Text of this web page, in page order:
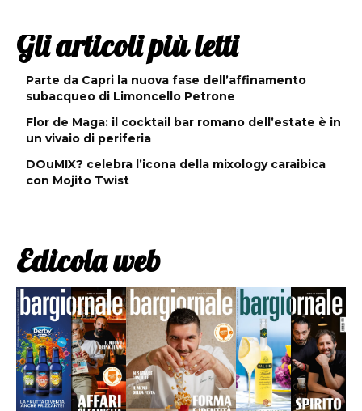
Gli articoli più letti
Parte da Capri la nuova fase dell’affinamento
subacqueo di Limoncello Petrone
Flor de Maga: il cocktail bar romano dell’estate è in
un vivaio di periferia
DOuMIX? celebra l’icona della mixology caraibica
con Mojito Twist
Edicola web